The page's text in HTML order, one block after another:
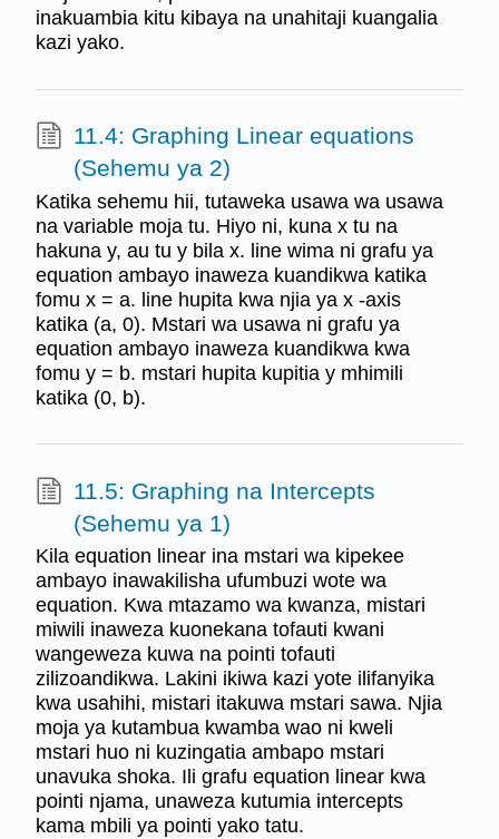
inakuambia kitu kibaya na unahitaji kuangalia
kazi yako.
11.4: Graphing Linear equations
(Sehemu ya 2)
Katika sehemu hii, tutaweka usawa wa usawa
na variable moja tu. Hiyo ni, kuna x tu na
hakuna y, au tu y bila x. line wima ni grafu ya
equation ambayo inaweza kuandikwa katika
fomu x = a. line hupita kwa njia ya x -axis
katika (a, 0). Mstari wa usawa ni grafu ya
equation ambayo inaweza kuandikwa kwa
fomu y = b. mstari hupita kupitia y mhimili
katika (0, b).
11.5: Graphing na Intercepts
(Sehemu ya 1)
Kila equation linear ina mstari wa kipekee
ambayo inawakilisha ufumbuzi wote wa
equation. Kwa mtazamo wa kwanza, mistari
miwili inaweza kuonekana tofauti kwani
wangeweza kuwa na pointi tofauti
zilizoandikwa. Lakini ikiwa kazi yote ilifanyika
kwa usahihi, mistari itakuwa mstari sawa. Njia
moja ya kutambua kwamba wao ni kweli
mstari huo ni kuzingatia ambapo mstari
unavuka shoka. Ili grafu equation linear kwa
pointi njama, unaweza kutumia intercepts
kama mbili ya pointi yako tatu.